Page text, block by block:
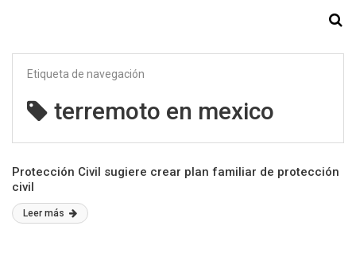
Etiqueta de navegación
terremoto en mexico
Protección Civil sugiere crear plan familiar de protección
civil
Leer más